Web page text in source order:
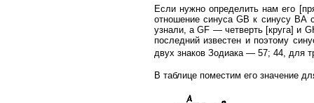
Если нужно определить нам его
отношение синуса GB к синусу ВА
узнали, a GF — четверть [круга] и
последний известен и поэтому
двух знаков Зодиака — 57; 44, для
В таблице поместим его значение